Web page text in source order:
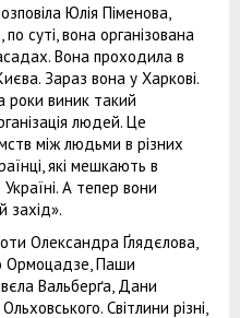
Юлія Піменова,
суті, вона організована
Вона проходила в
Зараз вона у Харкові.
роки виник такий
людей. Це
між людьми в різних
які мешкають в
А тепер вони
захід».
Олександра Ґлядєлова,
Ормоцадзе, Паши
Вальберґа, Дани
Світлини різні,